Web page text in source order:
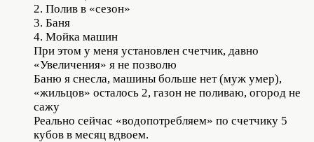
2. Полив в «сезон»
3. Баня
4. Мойка машин
При этом у меня установлен счетчик, давно
«Увеличения» я не позволю
Баню я снесла, машины больше нет (муж умер),
«жильцов» осталось 2, газон не поливаю, огород не
сажу
Реально сейчас «водопотребляем» по счетчику 5
кубов в месяц вдвоем.